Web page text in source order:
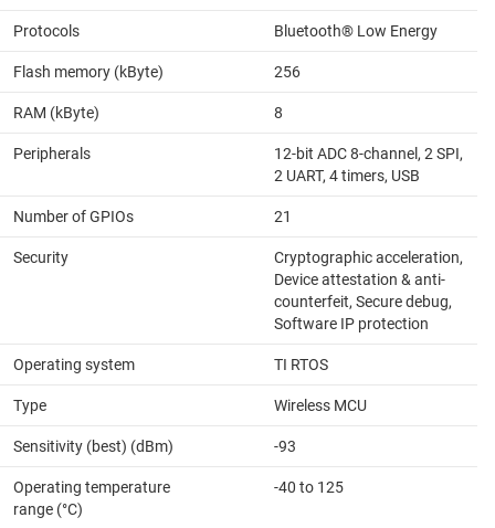
Protocols Bluetooth® Low Energy
Flash memory (kByte) 256
RAM (kByte) 8
Peripherals
12-bit ADC 8-channel, 2 SPI,
2 UART, 4 timers, USB
Number of GPIOs 21
Security
Cryptographic acceleration,
Device attestation & anti-
counterfeit, Secure debug,
Software IP protection
Operating system TI RTOS
Type Wireless MCU
Sensitivity (best) (dBm) -93
Operating temperature
range (°C)
-40 to 125